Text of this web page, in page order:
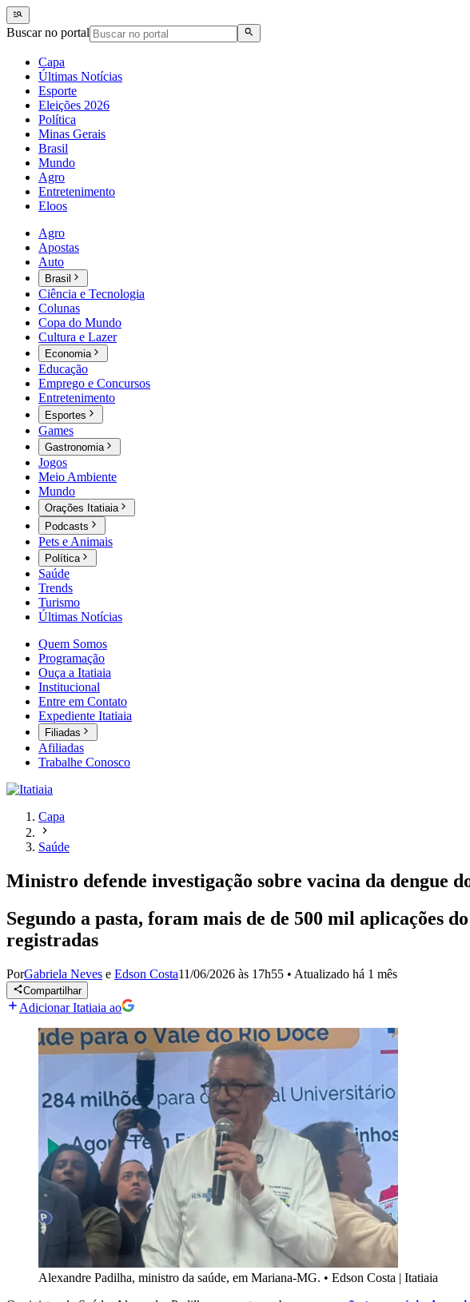
Buscar no portal
Capa
Últimas Notícias
Esporte
Eleições 2026
Política
Minas Gerais
Brasil
Mundo
Agro
Entretenimento
Eloos
Agro
Apostas
Auto
Brasil
Ciência e Tecnologia
Colunas
Copa do Mundo
Cultura e Lazer
Economia
Educação
Emprego e Concursos
Entretenimento
Esportes
Games
Gastronomia
Jogos
Meio Ambiente
Mundo
Orações Itatiaia
Podcasts
Pets e Animais
Política
Saúde
Trends
Turismo
Últimas Notícias
Quem Somos
Programação
Ouça a Itatiaia
Institucional
Entre em Contato
Expediente Itatiaia
Filiadas
Afiliadas
Trabalhe Conosco
Capa
Saúde
Ministro defende investigação sobre vacina da dengue
Segundo a pasta, foram mais de de 500 mil aplicações
registradas
PorGabriela Neves e Edson Costa11/06/2026 às 17h55 • Atualizado há 1 mês
Compartilhar
Adicionar Itatiaia ao
Alexandre Padilha, ministro da saúde, em Mariana-MG. • Edson Costa | Itatiaia